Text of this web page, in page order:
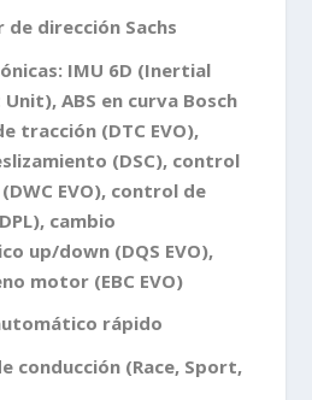
dirección Sachs
IMU 6D (Inertial
ABS en curva Bosch
tracción (DTC EVO),
(DSC), control
EVO), control de
cambio
up/down (DQS EVO),
motor (EBC EVO)
rápido
conducción (Race, Sport,